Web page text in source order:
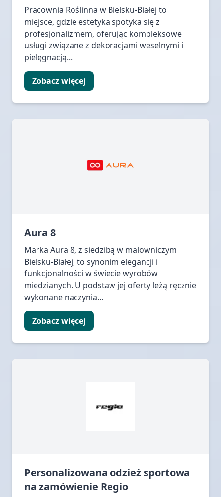
Pracownia Roślinna w Bielsku-Białej to
miejsce, gdzie estetyka spotyka się z
profesjonalizmem, oferując kompleksowe
usługi związane z dekoracjami weselnymi i
pielęgnacją...
Zobacz więcej
Aura 8
Marka Aura 8, z siedzibą w malowniczym
Bielsku-Białej, to synonim elegancji i
funkcjonalności w świecie wyrobów
miedzianych. U podstaw jej oferty leżą ręcznie
wykonane naczynia...
Zobacz więcej
Personalizowana odzież sportowa
na zamówienie Regio